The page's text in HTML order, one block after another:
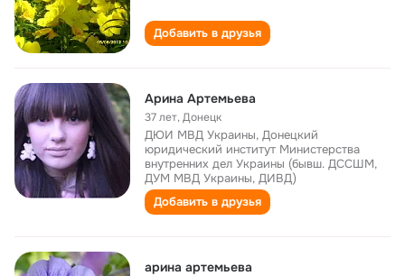
Добавить в друзья
Арина Артемьева
37 лет,Донецк
ДЮИ МВД Украины, Донецкий
юридический институт Министерства
внутренних дел Украины (бывш. ДССШМ,
ДУМ МВД Украины, ДИВД)
Добавить в друзья
арина артемьева